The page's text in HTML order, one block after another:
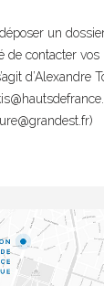
un
de contacter vos
d’Alexandre
)